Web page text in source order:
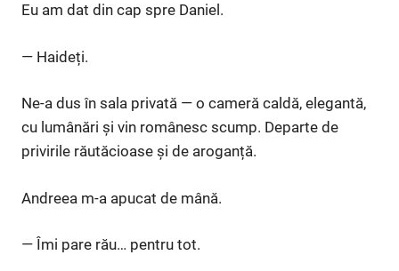
Eu am dat din cap spre Daniel.
— Haideți.
Ne-a dus în sala privată — o cameră caldă, elegantă,
cu lumânări și vin românesc scump. Departe de
privirile răutăcioase și de aroganță.
Andreea m-a apucat de mână.
— Îmi pare rău… pentru tot.